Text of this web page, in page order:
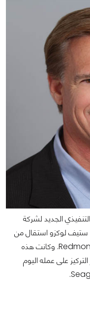
الجديد لشركة
Microsoft، فإن رئيس شركة Seagate ستيف لوكزو استقال من
مجلس مدراء Microsoft وذلك وفقا لـ Redmond. وكانت هذه
على عمله اليوم